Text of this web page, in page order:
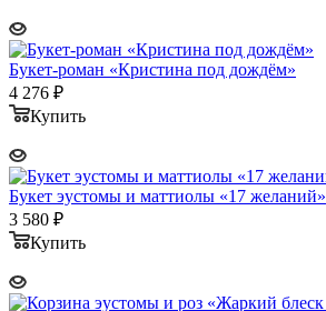
Букет-роман «Кристина под дождём»
4 276 ₽
Купить
Букет эустомы и маттиолы «17 желаний»
3 580 ₽
Купить